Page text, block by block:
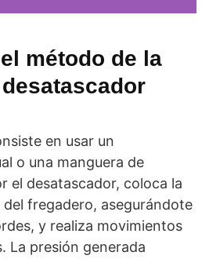
método de la
en usar un
o una manguera de
el desatascador, coloca la
fregadero, asegurándote
y realiza movimientos
La presión generada